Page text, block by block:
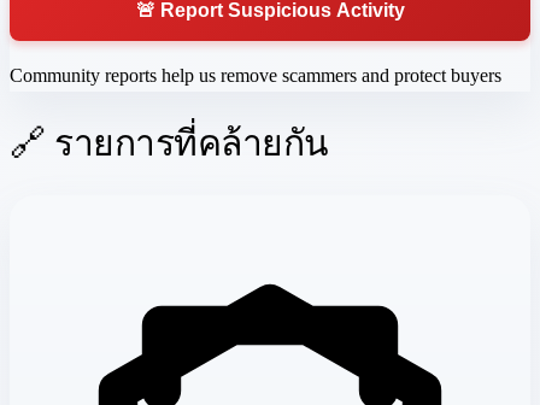
🚨 Report Suspicious Activity
Community reports help us remove scammers and protect buyers
🔗 รายการที่คล้ายกัน